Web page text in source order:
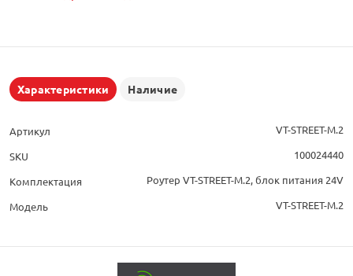
Характеристики Наличие
Артикул
VT-STREET-M.2
SKU
100024440
Комплектация
Роутер VT-STREET-M.2, блок питания 24V
Модель
VT-STREET-M.2